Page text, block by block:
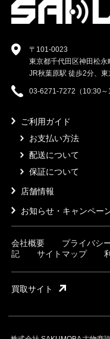
〒101-0023
東京都千代田区神田松
JR秋葉原駅 徒歩2分、
03-6271-7272（10:30～
ご利用ガイド
お支払い方法
配送について
保証について
店舗情報
お知らせ・キャンペー
会社概要 プライバシ
記
サイトマップ
買取サイト